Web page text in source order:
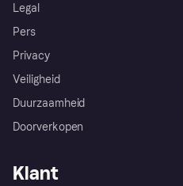
Legal
Pers
Privacy
Veiligheid
Duurzaamheid
Doorverkopen
Klant